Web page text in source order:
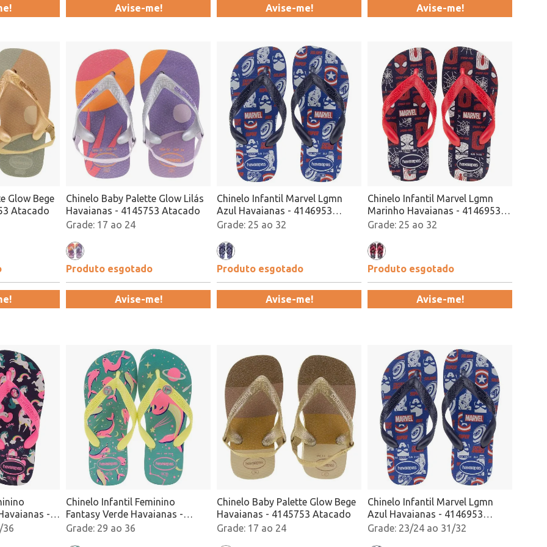
Avise-me! Avise-me! Avise-me!
Glow Bege
Atacado
Chinelo Baby Palette Glow Lilás
Havaianas - 4145753 Atacado
17 ao 24
Produto esgotado
Avise-me!
Chinelo Infantil Marvel Lgmn
Azul Havaianas - 4146953
Atacado25 ao 32
Produto esgotado
Avise-me!
Chinelo Infantil Marvel Lgmn
Marinho Havaianas - 4146953
Atacado25 ao 32
Produto esgotado
Avise-me!
-
36
Chinelo Infantil Feminino
Fantasy Verde Havaianas -
4103405 Atacado
29 ao 36
Chinelo Baby Palette Glow Bege
Havaianas - 4145753 Atacado
17 ao 24
Chinelo Infantil Marvel Lgmn
Azul Havaianas - 4146953
Atacado23/24 ao 31/32